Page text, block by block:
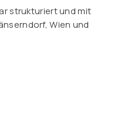
strukturiert und mit
Wien und